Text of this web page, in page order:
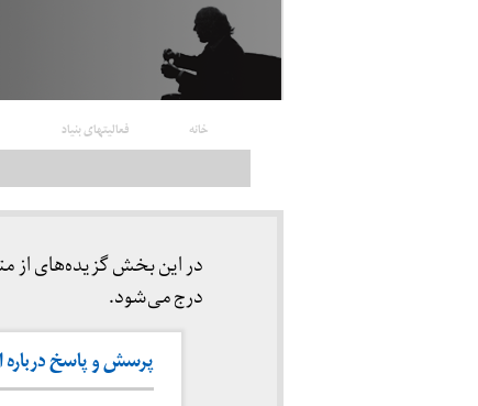
خانه فعالیتهای بنیاد
در این بخش گزیده‌های از
درج می‌شود.
پرسش و پاسخ درباره